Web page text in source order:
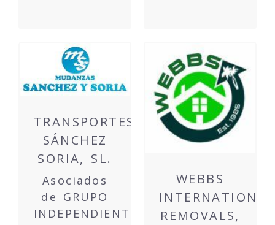
TRANSPORTES
SÁNCHEZ
SORIA, SL.
Asociados
de GRUPO
INDEPENDIENTE
WEBBS
INTERNATIONAL
REMOVALS,